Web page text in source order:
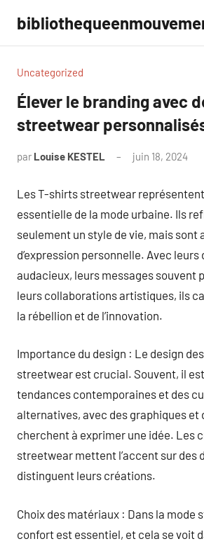
contenu
Uncategorized
Élever le branding avec
streetwear
par Louise KESTEL juin 18, 2024
Les T-shirts streetwear
essentielle de la mode urbaine. Ils
seulement un style de vie, mais sont
d’expression personnelle. Avec leurs
audacieux, leurs messages souvent
leurs collaborations artistiques, ils
la rébellion et de l’innovation.
Importance du design : Le design
streetwear est crucial. Souvent, il
tendances contemporaines et des
alternatives, avec des graphiques et
cherchent à exprimer une idée. Les
streetwear mettent l’accent sur des
distinguent leurs créations.
Choix des matériaux : Dans la mode
confort est essentiel, et cela se voit